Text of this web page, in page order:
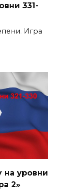
331-
Игра
на уровни
2»